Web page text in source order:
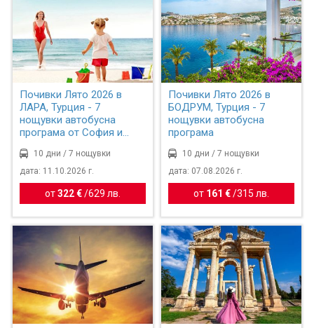
Почивки Лято 2026 в
ЛАРА, Турция - 7
нощувки автобусна
програма от София и
10 дни / 7 нощувки
дата: 11.10.2026 г.
от322 € /629 лв.
Почивки Лято 2026 в
БОДРУМ, Турция - 7
нощувки автобусна
програма
10 дни / 7 нощувки
дата: 07.08.2026 г.
от 161 €/315 лв.